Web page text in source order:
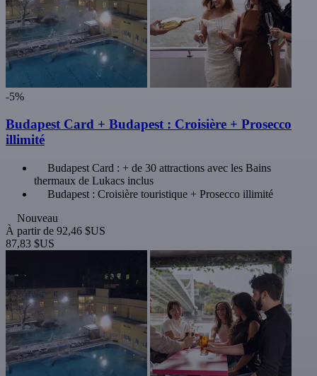
-5%
Budapest Card + Budapest : Croisière + Prosecco
illimité
Budapest Card : + de 30 attractions avec les Bains
thermaux de Lukacs inclus
Budapest : Croisière touristique + Prosecco illimité
Nouveau
À partir de 92,46 $US
87,83 $US